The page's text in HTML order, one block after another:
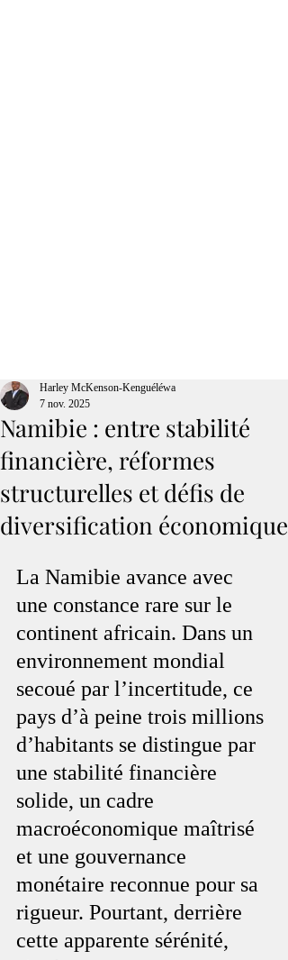
Namibie : entre stabilité
financière, réformes
structurelles et défis de
diversification économique
Harley McKenson-Kenguéléwa
7 nov. 2025
La Namibie avance avec
une constance rare sur le
continent africain. Dans un
environnement mondial
secoué par l’incertitude, ce
pays d’à peine trois millions
d’habitants se distingue par
une stabilité financière
solide, un cadre
macroéconomique maîtrisé
et une gouvernance
monétaire reconnue pour sa
rigueur. Pourtant, derrière
cette apparente sérénité,